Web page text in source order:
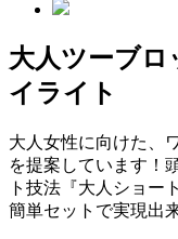
大人ツーブ
イライト
大人女性に向けた、
を提案しています！
ト技法『大人ショー
簡単セットで実現出